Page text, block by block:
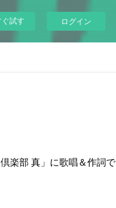
試す ログイン
楽部 真」に歌唱＆作詞で